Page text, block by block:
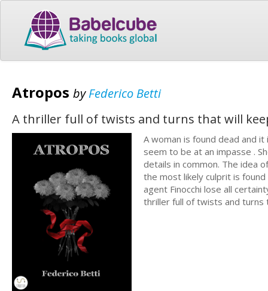
Atropos byFederico Betti
A thriller full of twists and turns that will
A woman is found dead and
seem to be at an impasse .
details in common. The idea
the most likely culprit is
agent Finocchi lose all
thriller full of twists and turns